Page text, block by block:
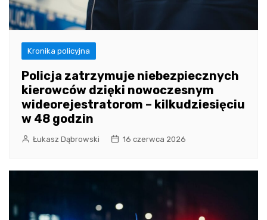
Kronika policyjna
Policja zatrzymuje niebezpiecznych
kierowców dzięki nowoczesnym
wideorejestratorom – kilkudziesięciu
w 48 godzin
Łukasz Dąbrowski 16 czerwca 2026